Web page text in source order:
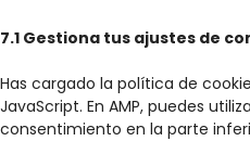
7.1 Gestiona tus ajustes de
Has cargado la política de
JavaScript. En AMP, puedes
consentimiento en la parte